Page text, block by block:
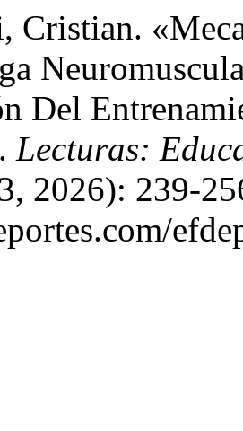
Cristian.
Del
Lecturas:
2026): 239-